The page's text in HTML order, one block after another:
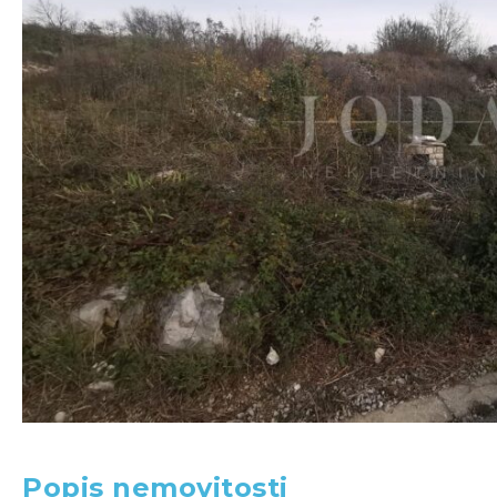
Popis nemovitosti